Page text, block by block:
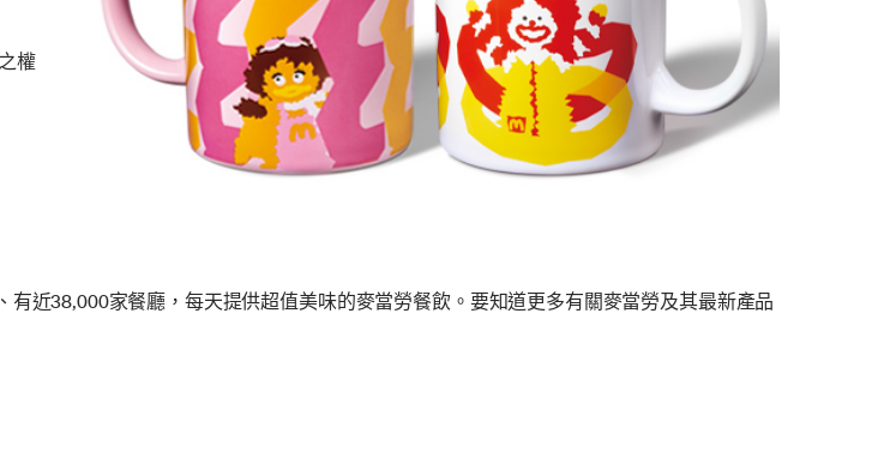
權
近38,000家餐廳，每天提供超值美味的麥當勞餐飲。要知道更多有關麥當勞及其最新產品